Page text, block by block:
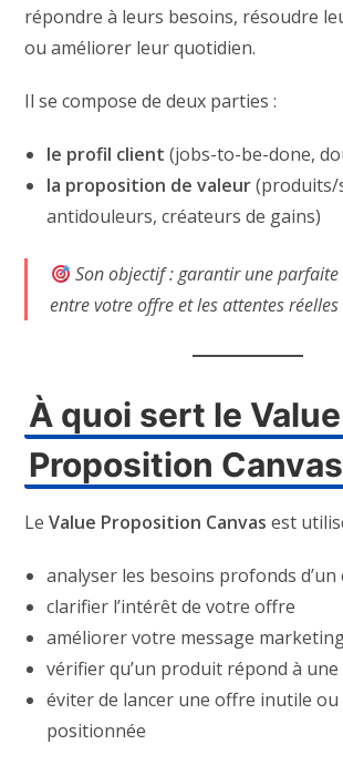
répondre à leurs besoins, résoudre
ou améliorer leur quotidien.
Il se compose de deux parties :
le profil client (jobs-to-be-done,
la proposition de valeur(produits/
antidouleurs, créateurs de gains)
Son objectif : garantir une
entre votre offre et les attentes
À quoi sert le Value
Proposition
LeValue Proposition Canvas est
analyser les besoins profonds d’un
clarifier l’intérêt de votre offre
améliorer votre message
vérifier qu’un produit répond à
éviter de lancer une offre inutile ou
positionnée